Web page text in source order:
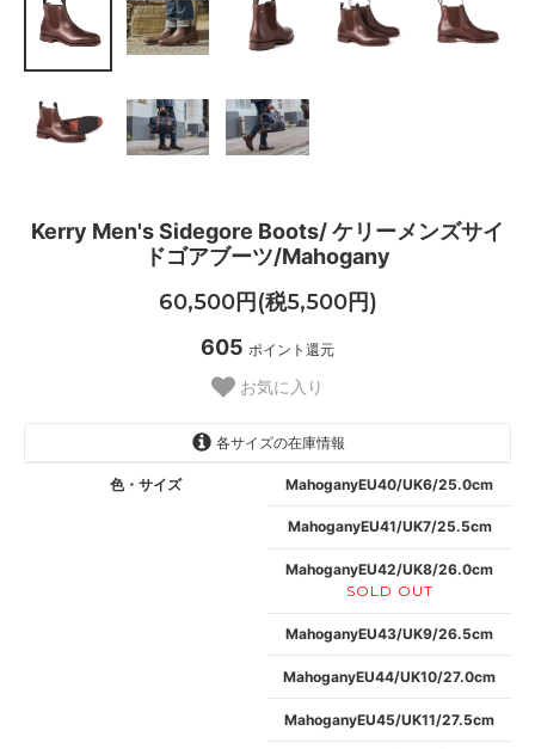
Kerry Men's Sidegore Boots/ ケリーメンズサイ
ドゴアブーツ/Mahogany
60,500円(税5,500円)
605 ポイント還元
お気に入り
各サイズの在庫情報
色・サイズ MahoganyEU40/UK6/25.0cm
MahoganyEU41/UK7/25.5cm
MahoganyEU42/UK8/26.0cm
SOLD OUT
MahoganyEU43/UK9/26.5cm
MahoganyEU44/UK10/27.0cm
MahoganyEU45/UK11/27.5cm